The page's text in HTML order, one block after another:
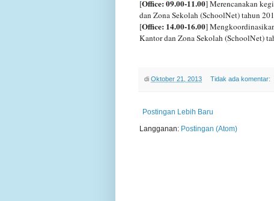
[Office: 09.00-11.00] Merencanakan
dan Zona Sekolah (SchoolNet) tahun
[Office: 14.00-16.00]
Kantor dan Zona Sekolah (SchoolNet)
di Oktober 21, 2013 Tidak ada komentar:
Postingan Lebih Baru
Langganan: Postingan (Atom)